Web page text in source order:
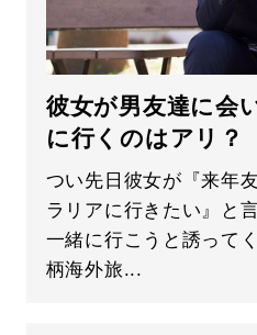
彼女が男友達に会
に行くのはアリ？
つい先日彼女が『来年
ラリアに行きたい』と
一緒に行こうと誘って
柄海外旅...